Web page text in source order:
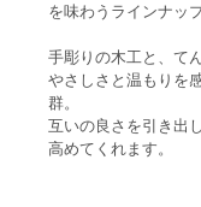
を味わうラインナッ
手彫りの木工と、て
やさしさと温もりを
群。
互いの良さを引き出
高めてくれます。